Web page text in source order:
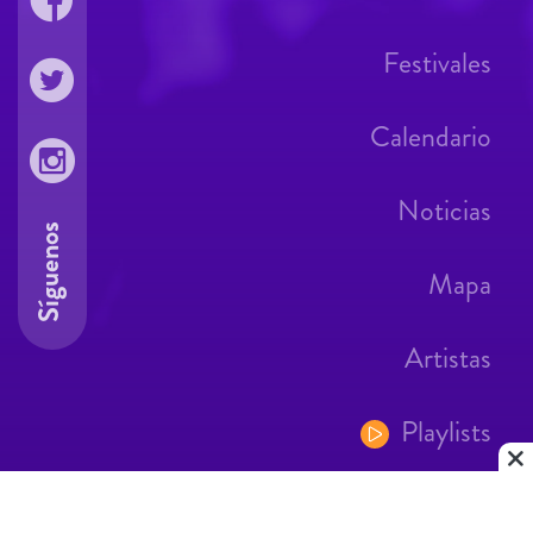
Festivales
Calendario
Noticias
Mapa
Artistas
Playlists
Síguenos